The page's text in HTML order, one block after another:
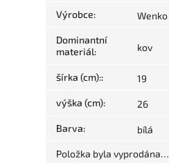
Výrobce: Wenko
Dominantní
materiál: kov
šírka (cm):: 19
výška (cm): 26
Barva: bílá
Položka byla vyprodána…